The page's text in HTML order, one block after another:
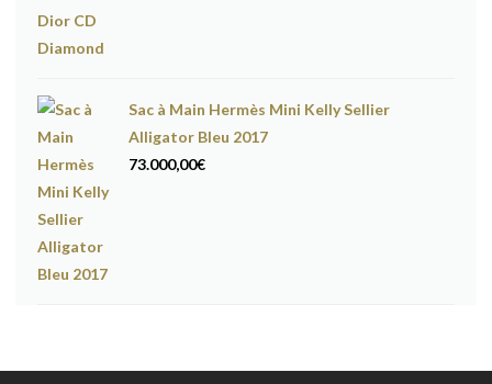
Sac à Main Hermès Mini Kelly Sellier
Alligator Bleu 2017
73.000,00€